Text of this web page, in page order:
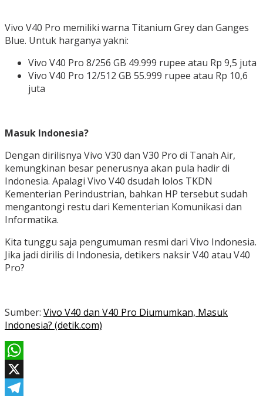
Vivo V40 Pro memiliki warna Titanium Grey dan Ganges
Blue. Untuk harganya yakni:
Vivo V40 Pro 8/256 GB 49.999 rupee atau Rp 9,5 juta
Vivo V40 Pro 12/512 GB 55.999 rupee atau Rp 10,6
juta
Masuk Indonesia?
Dengan dirilisnya Vivo V30 dan V30 Pro di Tanah Air,
kemungkinan besar penerusnya akan pula hadir di
Indonesia. Apalagi Vivo V40 dsudah lolos TKDN
Kementerian Perindustrian, bahkan HP tersebut sudah
mengantongi restu dari Kementerian Komunikasi dan
Informatika.
Kita tunggu saja pengumuman resmi dari Vivo Indonesia.
Jika jadi dirilis di Indonesia, detikers naksir V40 atau V40
Pro?
Sumber: Vivo V40 dan V40 Pro Diumumkan, Masuk
Indonesia? (detik.com)
WhatsApp
X